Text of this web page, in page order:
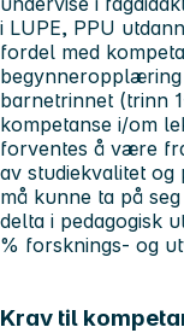
i LUPE, PPU
fordel med
barnetrinnet (trinn
kompetanse i/om
forventes å være
av studiekvalitet
må kunne ta på
delta i pedagogisk
% forsknings- og
Krav til